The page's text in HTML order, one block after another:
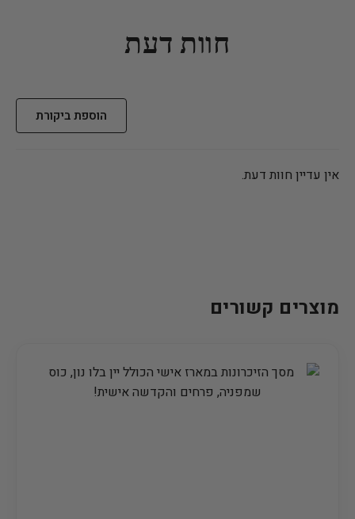
חוות דעת
הוספת ביקורת
אין עדיין חוות דעת.
מוצרים קשורים